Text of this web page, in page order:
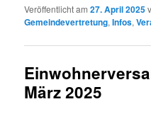
Veröffentlicht am27. April 2025
Gemeindevertretung,Infos,
März 2025